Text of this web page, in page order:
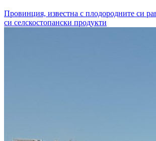
Провинция, известна с плодородните си
си селскостопански продукти